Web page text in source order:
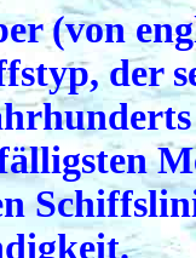
(von
der